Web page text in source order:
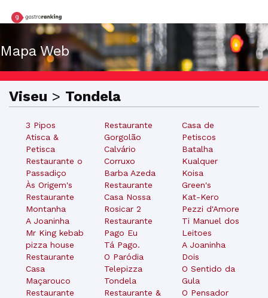
Mapa Web
Viseu > Tondela
3 Pipos
Atisca &
Petisca
Restaurante o
Passadiço
Às Origem's
Restaurante
Montanha
A Joaninha
Mr King kebab
pizza house
Restaurante
Casa
Maçarouco
Restaurante
Restaurante
Gorgolão
Calvário
Corruxo
Barba Azeda
Restaurante
Casa Nossa
Rosicar 2
Restaurante
Pago Eu
Tá Pago.
O Paródia
Telepizza
Tondela
Restaurante &
Casa de
Petiscos
Batalha
Kualquer
Koisa
Green's
Kat-Kero
Pezzi d'Amore
Ti Manuel dos
Leitoes
A Joaninha
Dois
O Sentido da
Gula
O Pensador